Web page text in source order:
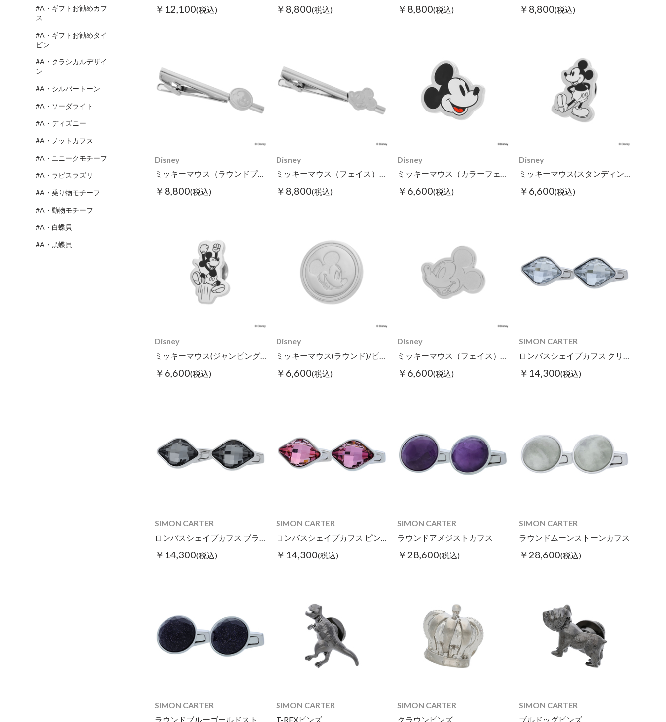
#A・ギフトお勧めカフ
ス
#A・ギフトお勧めタイ
ピン
#A・クラシカルデザイ
ン
#A・シルバートーン
#A・ソーダライト
#A・ディズニー
#A・ノットカフス
#A・ユニークモチーフ
#A・ラピスラズリ
#A・乗り物モチーフ
#A・動物モチーフ
#A・白蝶貝
#A・黒蝶貝
￥12,100(税込) ￥8,800(税込) ￥8,800(税込) ￥8,800(税込)
Disney
ミッキーマウス（ラウンドプレート）/タイピン
￥8,800(税込)
Disney
ミッキーマウス（フェイス）/タイピン
￥8,800(税込)
Disney
ミッキーマウス（カラーフェイス）/ピンズ
￥6,600(税込)
Disney
ミッキーマウス(スタンディング)/ピンズ
￥6,600(税込)
Disney
ミッキーマウス(ジャンピング)/ピンズ
￥6,600(税込)
Disney
ミッキーマウス(ラウンド)/ピンズ
￥6,600(税込)
Disney
ミッキーマウス（フェイス）/ピンズ
￥6,600(税込)
SIMON CARTER
ロンバスシェイプカフス クリアカラー
￥14,300(税込)
SIMON CARTER
ロンバスシェイプカフス ブラッククリアカラー
￥14,300(税込)
SIMON CARTER
ロンバスシェイプカフス ピンククリアカラー
￥14,300(税込)
SIMON CARTER
ラウンドアメジストカフス
￥28,600(税込)
SIMON CARTER
ラウンドムーンストーンカフス
￥28,600(税込)
SIMON CARTER
ラウンドブルーゴールドストーンカフス
SIMON CARTER
T-REXピンズ
SIMON CARTER
クラウンピンズ
SIMON CARTER
ブルドッグピンズ